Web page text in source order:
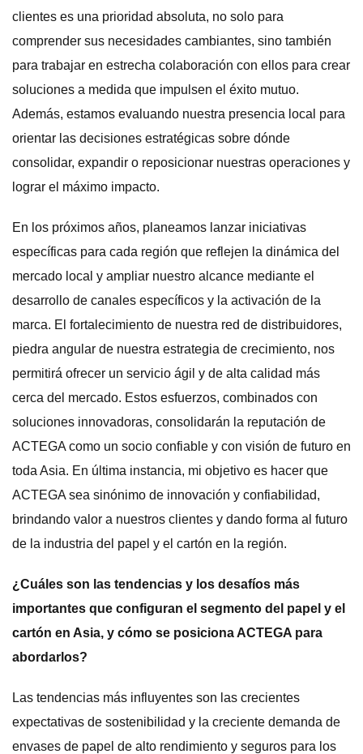
clientes es una prioridad absoluta, no solo para
comprender sus necesidades cambiantes, sino también
para trabajar en estrecha colaboración con ellos para crear
soluciones a medida que impulsen el éxito mutuo.
Además, estamos evaluando nuestra presencia local para
orientar las decisiones estratégicas sobre dónde
consolidar, expandir o reposicionar nuestras operaciones y
lograr el máximo impacto.
En los próximos años, planeamos lanzar iniciativas
específicas para cada región que reflejen la dinámica del
mercado local y ampliar nuestro alcance mediante el
desarrollo de canales específicos y la activación de la
marca. El fortalecimiento de nuestra red de distribuidores,
piedra angular de nuestra estrategia de crecimiento, nos
permitirá ofrecer un servicio ágil y de alta calidad más
cerca del mercado. Estos esfuerzos, combinados con
soluciones innovadoras, consolidarán la reputación de
ACTEGA como un socio confiable y con visión de futuro en
toda Asia. En última instancia, mi objetivo es hacer que
ACTEGA sea sinónimo de innovación y confiabilidad,
brindando valor a nuestros clientes y dando forma al futuro
de la industria del papel y el cartón en la región.
¿Cuáles son las tendencias y los desafíos más
importantes que configuran el segmento del papel y el
cartón en Asia, y cómo se posiciona ACTEGA para
abordarlos?
Las tendencias más influyentes son las crecientes
expectativas de sostenibilidad y la creciente demanda de
envases de papel de alto rendimiento y seguros para los